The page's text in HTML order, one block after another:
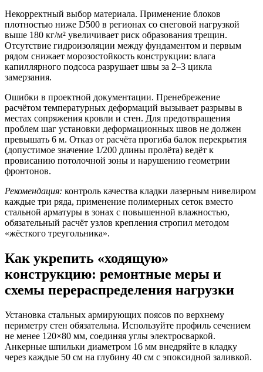
Некорректный выбор материала. Применение блоков
плотностью ниже D500 в регионах со снеговой нагрузкой
выше 180 кг/м² увеличивает риск образования трещин.
Отсутствие гидроизоляции между фундаментом и первым
рядом снижает морозостойкость конструкции: влага
капиллярного подсоса разрушает швы за 2–3 цикла
замерзания.
Ошибки в проектной документации. Пренебрежение
расчётом температурных деформаций вызывает разрывы в
местах сопряжения кровли и стен. Для предотвращения
проблем шаг установки деформационных швов не должен
превышать 6 м. Отказ от расчёта прогиба балок перекрытия
(допустимое значение 1/200 длины пролёта) ведёт к
провисанию потолочной зоны и нарушению геометрии
фронтонов.
Рекомендация: контроль качества кладки лазерным нивелиром
каждые три ряда, применение полимерных сеток вместо
стальной арматуры в зонах с повышенной влажностью,
обязательный расчёт узлов крепления стропил методом
«жёсткого треугольника».
Как укрепить «ходящую»
конструкцию: ремонтные меры и
схемы перераспределения нагрузки
Установка стальных армирующих поясов по верхнему
периметру стен обязательна. Используйте профиль сечением
не менее 120×80 мм, соединяя углы электросваркой.
Анкерные шпильки диаметром 16 мм внедряйте в кладку
через каждые 50 см на глубину 40 см с эпоксидной заливкой.